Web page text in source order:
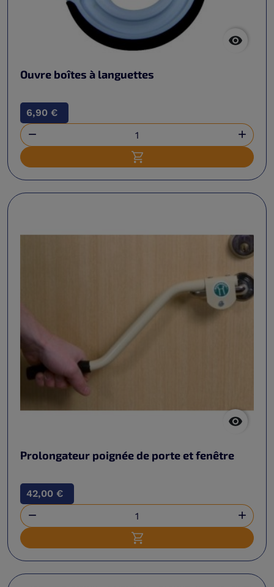

Ouvre boîtes à languettes
6,90 €
 
Ajouter au panier

Prolongateur poignée de porte et fenêtre
42,00 €
 
Ajouter au panier